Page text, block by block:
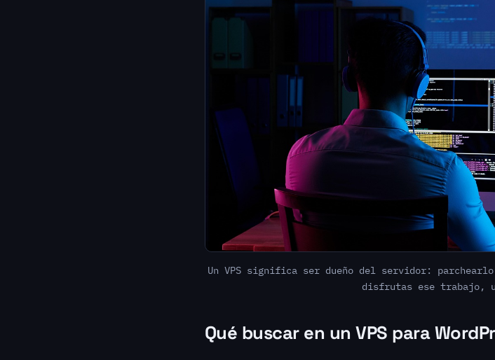
Un VPS significa ser dueño del servidor:
disfrutas ese trabajo,
Qué buscar en un VPS para